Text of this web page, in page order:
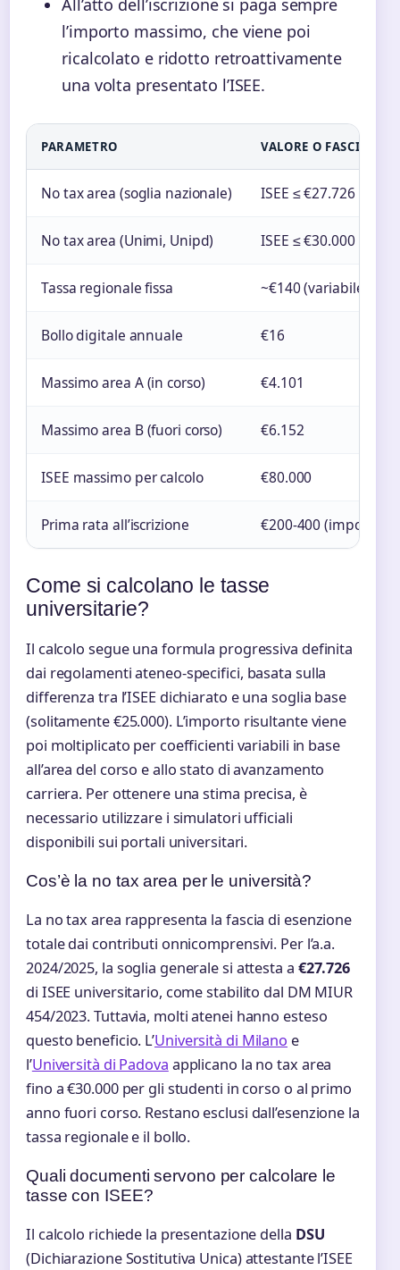
l’importo massimo, che viene poi
ricalcolato e ridotto retroattivamente
una volta presentato l’ISEE.
PARAMETRO VALORE O FASCIA
No tax area (soglia nazionale) ISEE ≤ €27.726
No tax area (Unimi, Unipd) ISEE ≤ €30.000
Tassa regionale fissa ~€140 (variabile per
Bollo digitale annuale €16
Massimo area A (in corso) €4.101
Massimo area B (fuori corso) €6.152
ISEE massimo per calcolo €80.000
Prima rata all’iscrizione €200-400 (importo
Come si calcolano le tasse
universitarie?
Il calcolo segue una formula progressiva definita
dai regolamenti ateneo-specifici, basata sulla
differenza tra l’ISEE dichiarato e una soglia base
(solitamente €25.000). L’importo risultante viene
poi moltiplicato per coefficienti variabili in base
all’area del corso e allo stato di avanzamento
carriera. Per ottenere una stima precisa, è
necessario utilizzare i simulatori ufficiali
disponibili sui portali universitari.
Cos’è la no tax area per le università?
La no tax area rappresenta la fascia di esenzione
totale dai contributi onnicomprensivi. Per l’a.a.
2024/2025, la soglia generale si attesta a €27.726
di ISEE universitario, come stabilito dal DM MIUR
454/2023. Tuttavia, molti atenei hanno esteso
questo beneficio. L’Università di Milano e
l’Università di Padova applicano la no tax area
fino a €30.000 per gli studenti in corso o al primo
anno fuori corso. Restano esclusi dall’esenzione la
tassa regionale e il bollo.
Quali documenti servono per calcolare le
tasse con ISEE?
Il calcolo richiede la presentazione della DSU
(Dichiarazione Sostitutiva Unica) attestante l’ISEE